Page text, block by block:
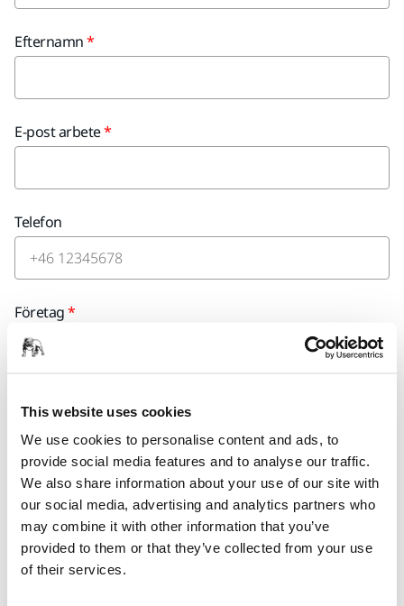
This website uses cookies
We use cookies to personalise content and ads, to
provide social media features and to analyse our traffic.
We also share information about your use of our site with
our social media, advertising and analytics partners who
may combine it with other information that you’ve
provided to them or that they’ve collected from your use
of their services.
Efternamn
E-post arbete
Telefon
Företag
Ja, jag har läst och godkänner Mirkas
Ja, jag vill ha nyhetsbrev och exklusiva erbjudanden
från Mirka. Jag kan avregistrera mig när som helst.
Skicka